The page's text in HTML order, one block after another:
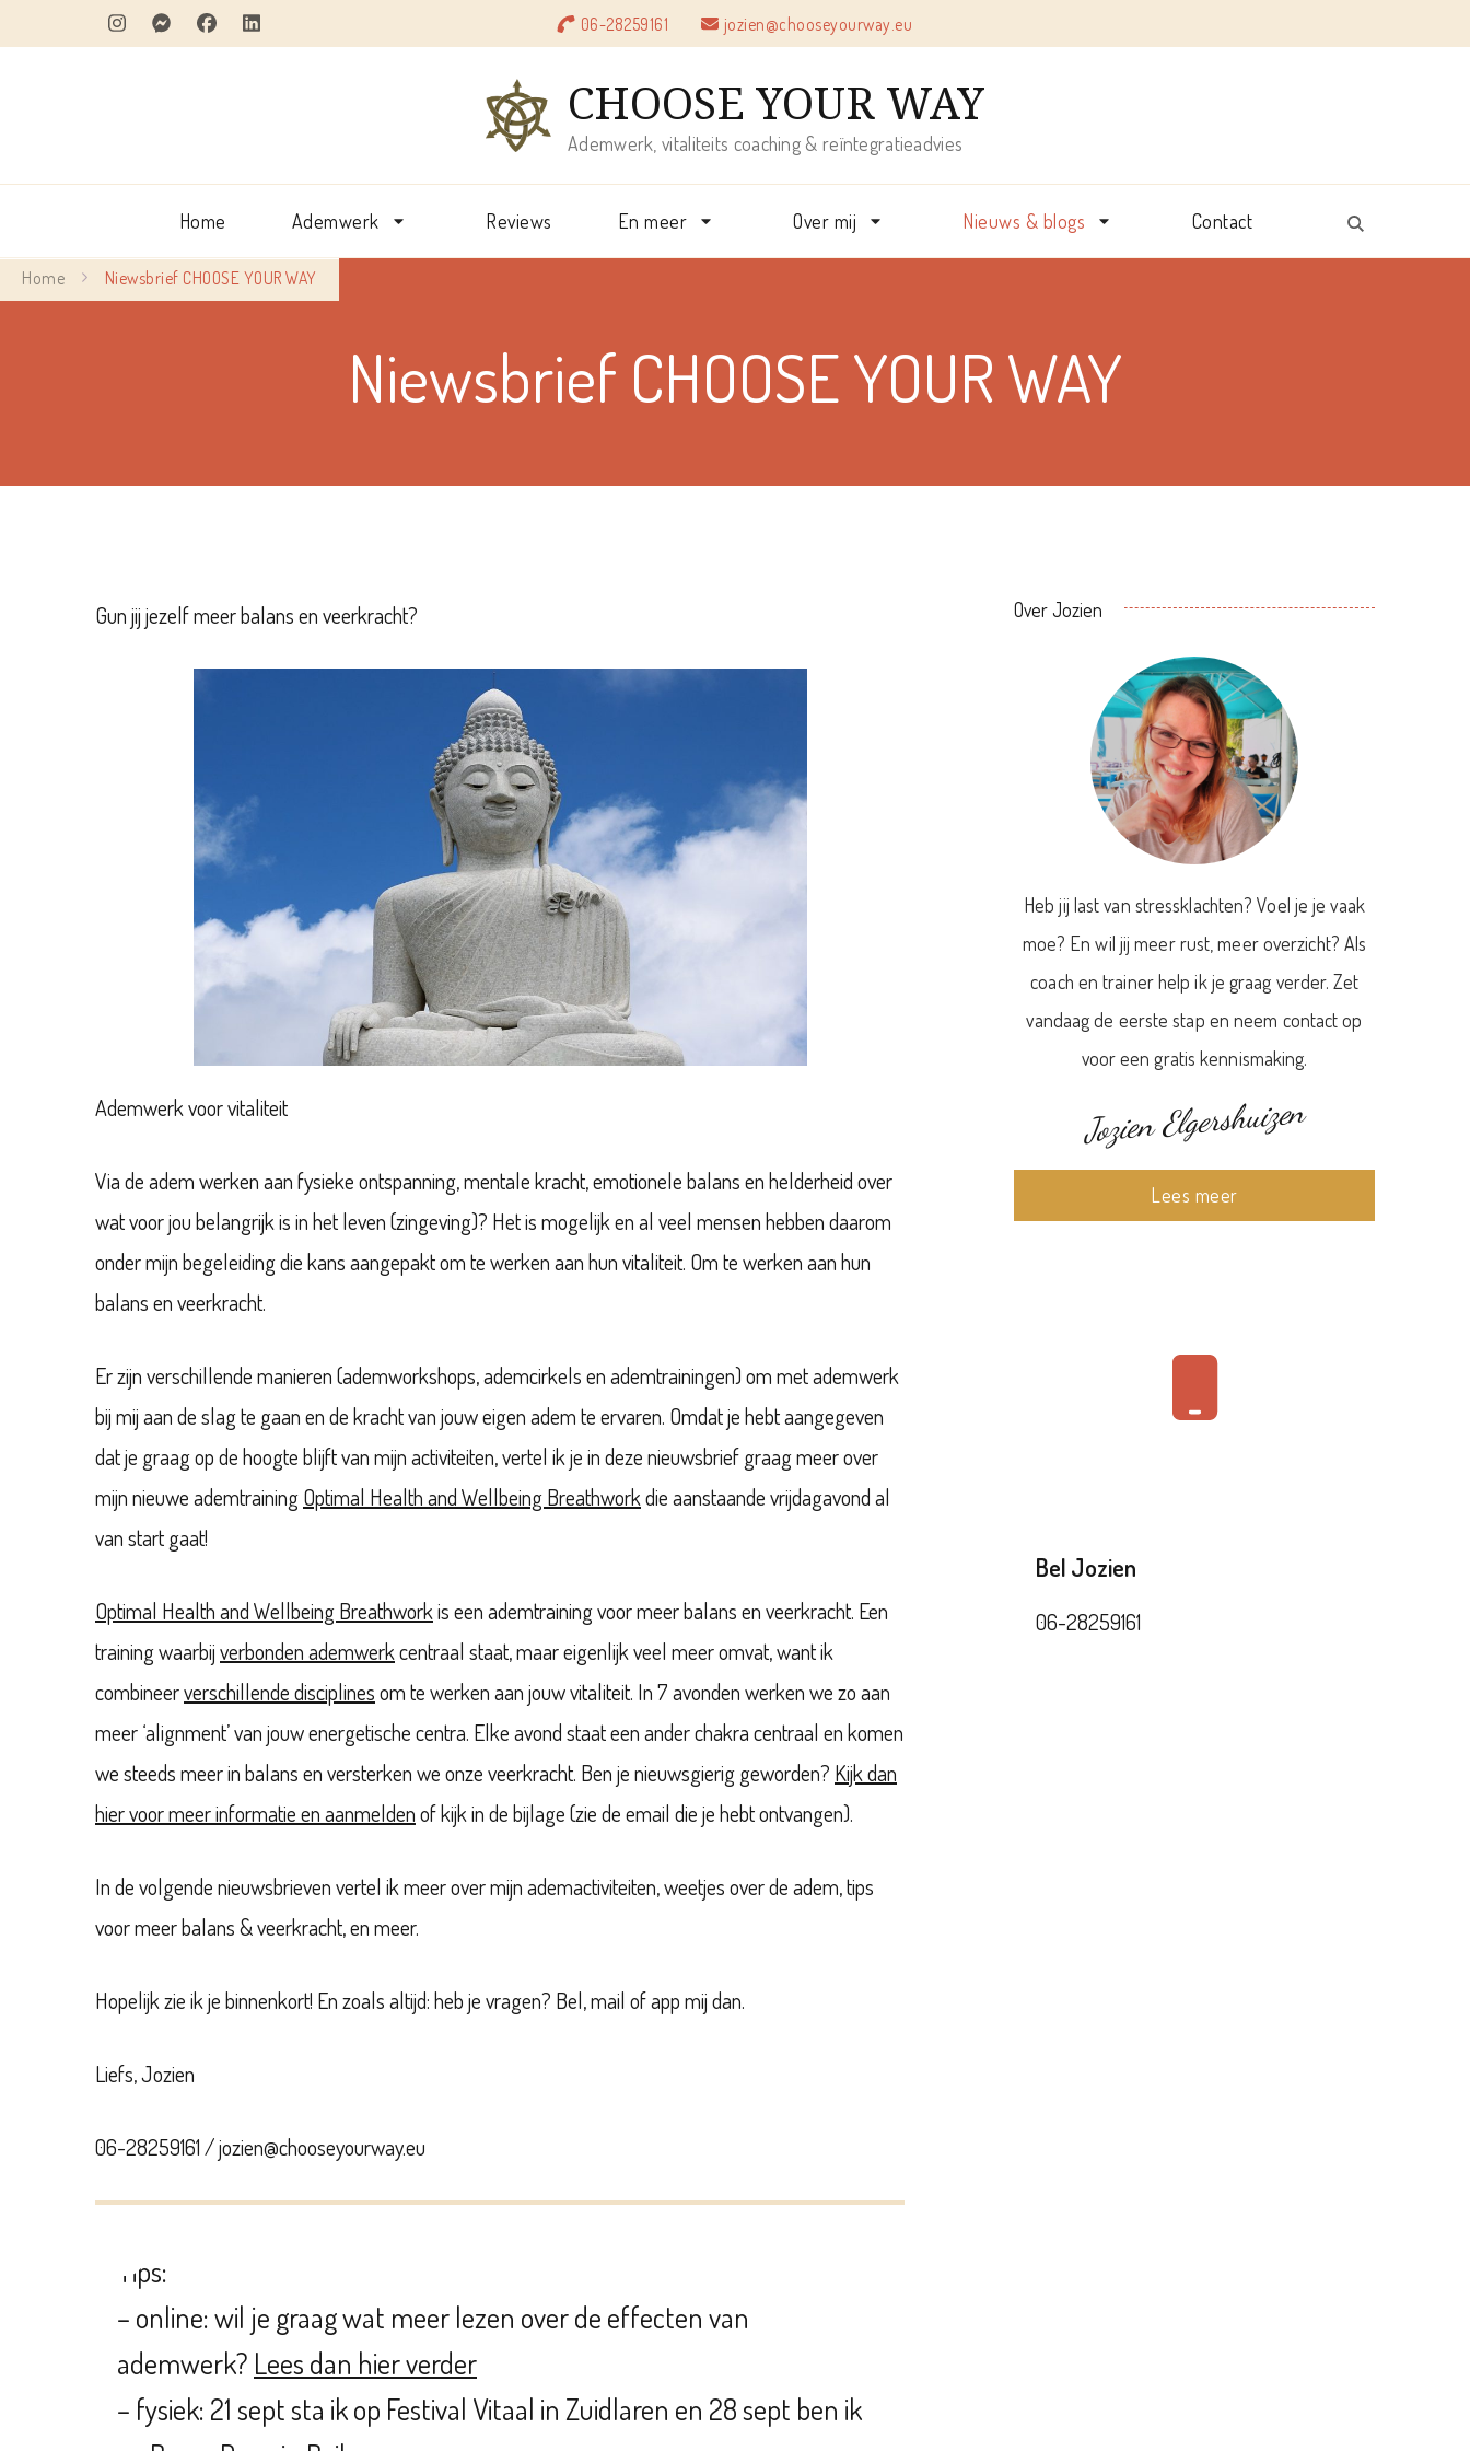
06-28259161 jozien@chooseyourway.eu
CHOOSE YOUR WAY
Ademwerk, vitaliteits coaching & reïntegratieadvies
Home Ademwerk Reviews En meer Over mij Nieuws & blogs Contact
Home Niewsbrief CHOOSE YOUR WAY
Niewsbrief CHOOSE YOUR WAY
Gun jij jezelf meer balans en veerkracht?
Ademwerk voor vitaliteit
Via de adem werken aan fysieke ontspanning, mentale kracht, emotionele balans en helderheid over
wat voor jou belangrijk is in het leven (zingeving)? Het is mogelijk en al veel mensen hebben daarom
onder mijn begeleiding die kans aangepakt om te werken aan hun vitaliteit. Om te werken aan hun
balans en veerkracht.
Er zijn verschillende manieren (ademworkshops, ademcirkels en ademtrainingen) om met ademwerk
bij mij aan de slag te gaan en de kracht van jouw eigen adem te ervaren. Omdat je hebt aangegeven
dat je graag op de hoogte blijft van mijn activiteiten, vertel ik je in deze nieuwsbrief graag meer over
mijn nieuwe ademtrainingOptimal Health and Wellbeing Breathworkdie aanstaande vrijdagavond al
van start gaat!
Optimal Health and Wellbeing Breathworkis een ademtraining voor meer balans en veerkracht. Een
training waarbijverbonden ademwerkcentraal staat, maar eigenlijk veel meer omvat, want ik
combineerverschillende disciplinesom te werken aan jouw vitaliteit. In 7 avonden werken we zo aan
meer ‘alignment’ van jouw energetische centra. Elke avond staat een ander chakra centraal en komen
we steeds meer in balans en versterken we onze veerkracht. Ben je nieuwsgierig geworden? Kijk dan
hier voor meer informatie en aanmeldenof kijk in de bijlage (zie de email die je hebt ontvangen).
In de volgende nieuwsbrieven vertel ik meer over mijn ademactiviteiten, weetjes over de adem, tips
voor meer balans & veerkracht, en meer.
Hopelijk zie ik je binnenkort! En zoals altijd: heb je vragen? Bel, mail of app mij dan.
Liefs, Jozien
06-28259161 / jozien@chooseyourway.eu
Tips:
– online: wil je graag wat meer lezen over de effecten van
ademwerk? Lees dan hier verder
– fysiek: 21 sept sta ik op Festival Vitaal in Zuidlaren en 28 sept ben ik
Over Jozien
Heb jij last van stressklachten? Voel je je vaak
moe? En wil jij meer rust, meer overzicht? Als
coach en trainer help ik je graag verder. Zet
vandaag de eerste stap en neem contact op
voor een gratis kennismaking.
Jozien Elgershuizen
Lees meer
Bel Jozien
06-28259161